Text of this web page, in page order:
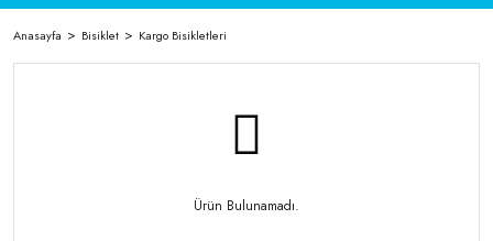
Anasayfa Bisiklet Kargo Bisikletleri
Ürün Bulunamadı.